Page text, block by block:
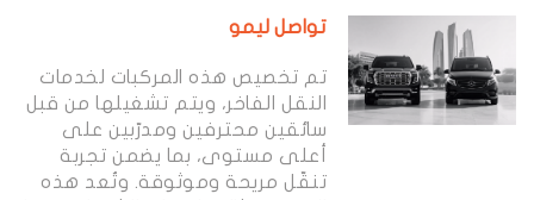
تواصل ليمو
تم تخصيص هذه المركبات لخدمات
النقل الفاخر، ويتم تشغيلها من قبل
سائقين محترفين ومدرّبين على
أعلى مستوى، بما يضمن تجربة
تنقّل مريحة وموثوقة. وتُعد هذه